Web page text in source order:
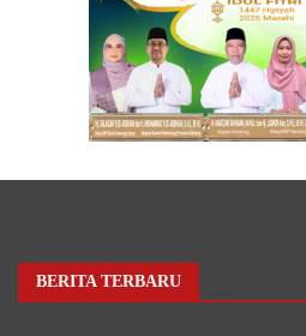
BERITA TERBARU